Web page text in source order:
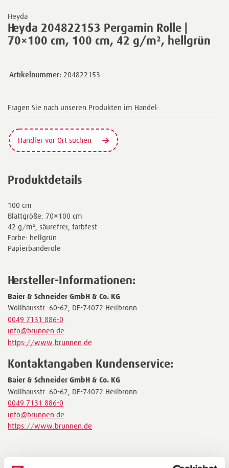
Heyda
Heyda 204822153 Pergamin Rolle |
70×100 cm, 100 cm, 42 g/m², hellgrün
Artikelnummer: 204822153
Fragen Sie nach unseren Produkten im Handel:
Händler vor Ort suchen
Produktdetails
100 cm
Blattgröße: 70×100 cm
42 g/m², säurefrei, farbfest
Farbe: hellgrün
Papierbanderole
Hersteller-Informationen:
Baier & Schneider GmbH & Co. KG
Wollhausstr. 60-62, DE-74072 Heilbronn
0049 7131 886-0
info@brunnen.de
https://www.brunnen.de
Kontaktangaben Kundenservice:
Baier & Schneider GmbH & Co. KG
Wollhausstr. 60-62, DE-74072 Heilbronn
0049 7131 886-0
info@brunnen.de
https://www.brunnen.de